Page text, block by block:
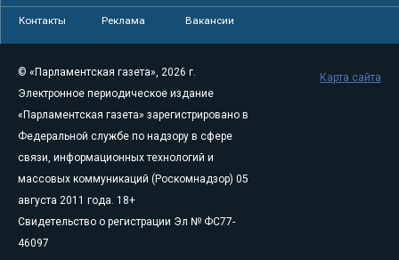
Контакты Реклама Вакансии
© «Парламентская газета», 2026 г.
Электронное периодическое издание
«Парламентская газета» зарегистрировано в
Федеральной службе по надзору в сфере
связи, информационных технологий и
массовых коммуникаций (Роскомнадзор) 05
августа 2011 года. 18+
Свидетельство о регистрации Эл № ФС77-
46097
Карта сайта